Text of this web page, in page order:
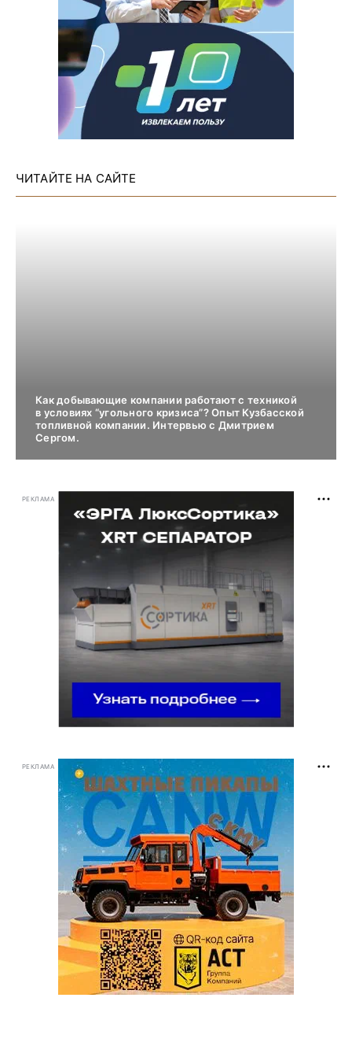
ЧИТАЙТЕ НА САЙТЕ
Как добывающие компании работают с техникой
в условиях “угольного кризиса”? Опыт Кузбасской
топливной компании. Интервью с Дмитрием
Сергом.
РЕКЛАМА
РЕКЛАМА